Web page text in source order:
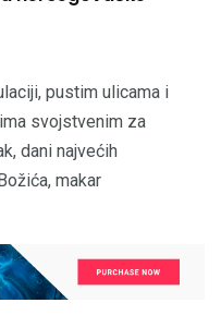
pustim ulicama i
svojstvenim za
dani najvećih
makar